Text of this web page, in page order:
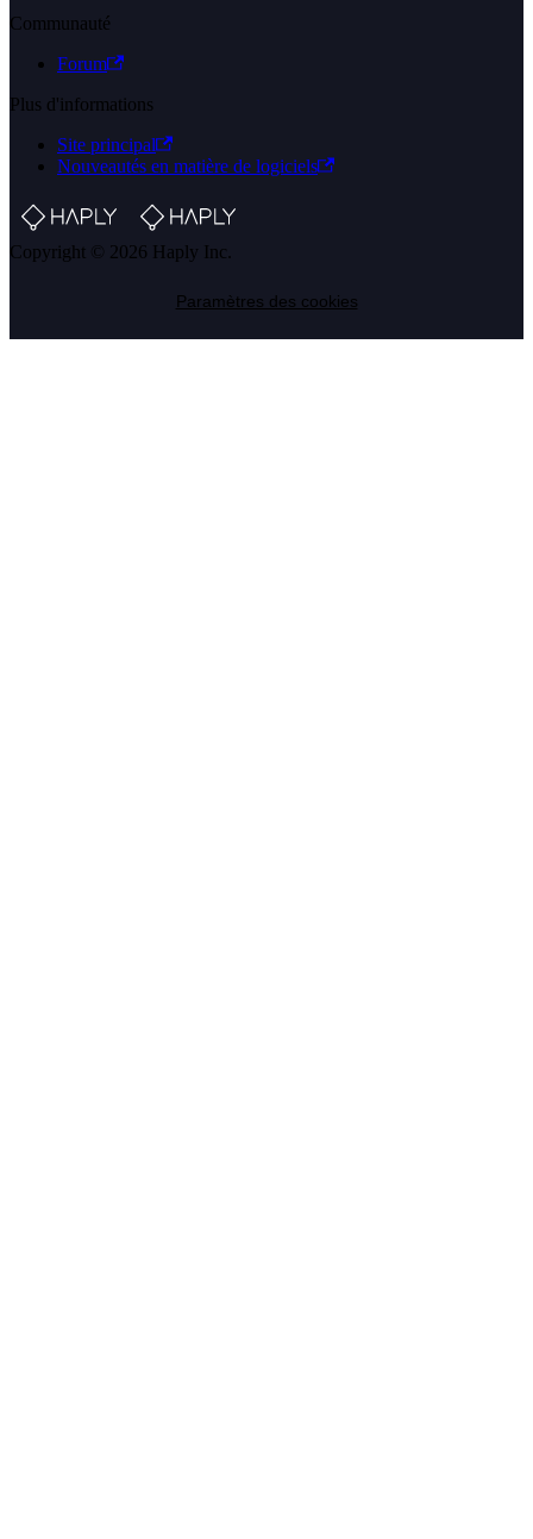
Communauté
Forum
Plus d'informations
Site principal
Nouveautés en matière de logiciels
Copyright © 2026 Haply Inc.
Paramètres des cookies